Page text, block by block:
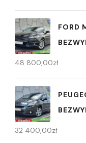
FORD
48 800,00zł
32 400,00zł